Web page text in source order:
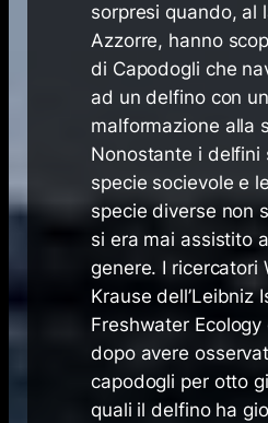
sorpresi quando, al
Azzorre, hanno
di Capodogli che
ad un delfino con
malformazione alla
Nonostante i delfini
specie socievole e
specie diverse non
si era mai assistito
genere. I ricercatori
Krause dell’Leibniz
Freshwater Ecology
dopo avere
capodogli per otto
quali il delfino ha